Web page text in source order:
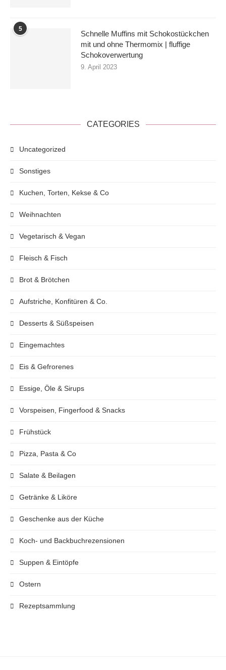
5
Schnelle Muffins mit Schokostückchen
mit und ohne Thermomix | fluffige
Schokoverwertung
9. April 2023
CATEGORIES
Uncategorized
Sonstiges
Kuchen, Torten, Kekse & Co
Weihnachten
Vegetarisch & Vegan
Fleisch & Fisch
Brot & Brötchen
Aufstriche, Konfitüren & Co.
Desserts & Süßspeisen
Eingemachtes
Eis & Gefrorenes
Essige, Öle & Sirups
Vorspeisen, Fingerfood & Snacks
Frühstück
Pizza, Pasta & Co
Salate & Beilagen
Getränke & Liköre
Geschenke aus der Küche
Koch- und Backbuchrezensionen
Suppen & Eintöpfe
Ostern
Rezeptsammlung